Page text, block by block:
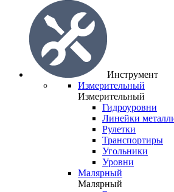
Инструмент
Измерительный
Измерительный
Гидроуровни
Линейки
Рулетки
Транспортиры
Угольники
Уровни
Малярный
Малярный